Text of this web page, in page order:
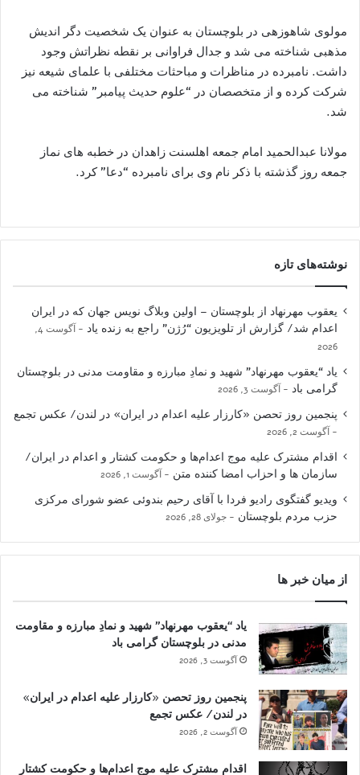
مولوی شاهوزهی در بلوچستان به عنوان یک شخصیت دگر اندیش
مذهبی شناخته می شد و جدال فراوانی بر نقطه نظراتش وجود
داشت. نامبرده در مناظرات و مباحثات مختلفی با علمای شیعه نیز
شرکت کرده و از متخصصان در “علوم حدیث پیامبر” شناخته می
شد.
مولانا عبدالحمید امام جمعه اهلسنت زاهدان در خطبه های نماز
جمعه روز گذشته با ذکر نام وی برای نامبرده “دعا” کرد.
نوشته‌های تازه
یعقوب مهرنهاد از بلوچستان – اولین وبلاگ نویس جهان که در ایران
اعدام شد/ گزارش از تلویزیون “رُژن” راجع به زنده یاد
آگوست 4,
2026
یاد “یعقوب مهرنهاد” شهید و نمادِ مبارزه و مقاومت مدنی در بلوچستان
گرامی باد
آگوست 3, 2026
پنجمین روز تحصن «کارزار علیه اعدام در ایران» در لندن/ عکس تجمع
آگوست 2, 2026
اقدام مشترک علیه موج اعدام‌ها و حکومت کشتار و اعدام در ایران/
سازمان ها و احزاب امضا کننده متن
آگوست 1, 2026
ویدیو گفتگوی رادیو فردا با آقای رحیم بندوئی عضو شورای مرکزی
حزب مردم بلوچستان
جولای 28, 2026
از میان خبر ها
یاد “یعقوب مهرنهاد” شهید و نمادِ مبارزه و مقاومت
مدنی در بلوچستان گرامی باد
آگوست 3, 2026
پنجمین روز تحصن «کارزار علیه اعدام در ایران»
در لندن/ عکس تجمع
آگوست 2, 2026
اقدام مشترک علیه موج اعدام‌ها و حکومت کشتار